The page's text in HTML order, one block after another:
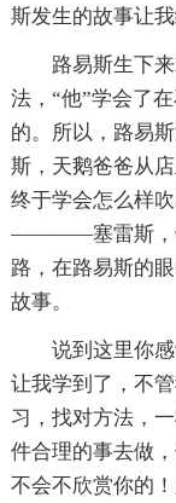
斯发生的故事让
路易斯生下
法，“他”学会了
的。所以，路易
斯，天鹅爸爸从
终于学会怎么样
————塞雷斯，
路，在路易斯的
故事。
说到这里你
让我学到了，不
习，找对方法，
件合理的事去做
不会不欣赏你的